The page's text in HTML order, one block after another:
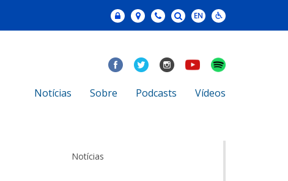
Notícias Sobre Podcasts Vídeos
Notícias